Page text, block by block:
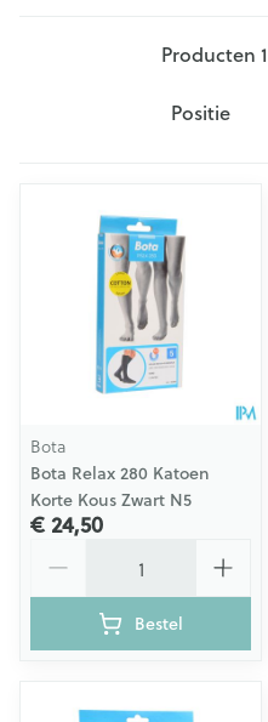
Producten 1
Sorteer op:
Bota
Bota Relax 280 Katoen
Korte Kous Zwart N5
€ 24,50
Bestel